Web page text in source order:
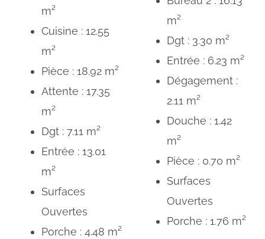
m²
Cuisine : 12.55
m²
Pièce : 18.92 m²
Attente : 17.35
m²
Dgt : 7.11 m²
Entrée : 13.01
m²
Surfaces
Ouvertes
Porche : 4.48 m²
m²
Dgt : 3.30 m²
Entrée : 6.23 m²
Dégagement :
2.11 m²
Douche : 1.42
m²
Pièce : 0.70 m²
Surfaces
Ouvertes
Porche : 1.76 m²